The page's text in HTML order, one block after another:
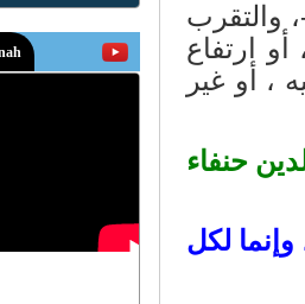
والتقرب
ارتفاع
، أو غير
حنفاء
وإنما لكل